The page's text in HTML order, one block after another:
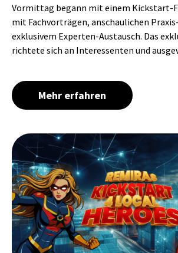
Vormittag begann mit einem Kickstart-
mit Fachvorträgen, anschaulichen
exklusivem Experten-Austausch. Das
richtete sich an Interessenten und
Mehr erfahren